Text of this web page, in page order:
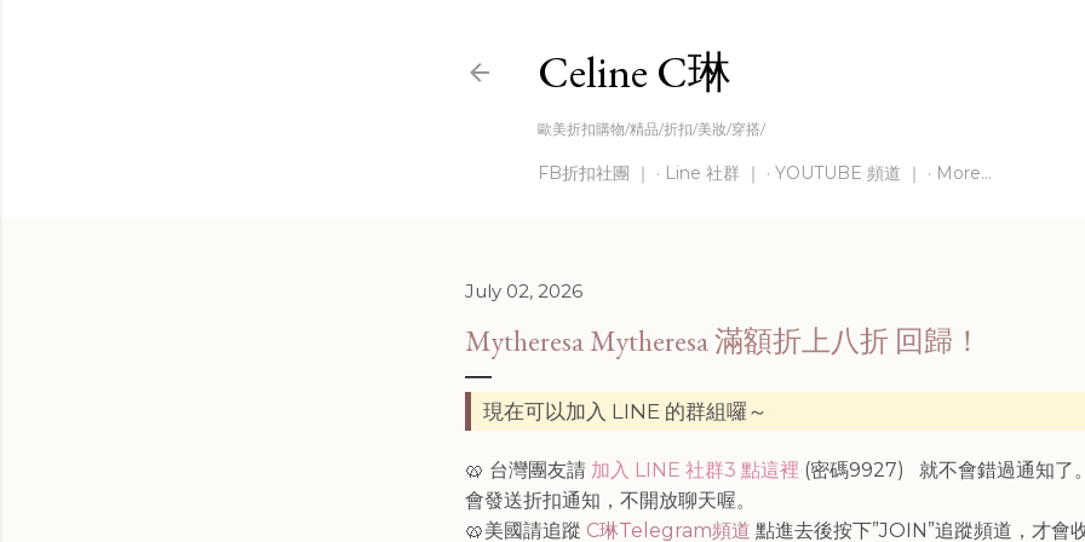
Celine C琳
歐美折扣購物/精品/折扣/美妝/穿搭/
FB折扣社團 ｜ Line 社群 ｜ YOUTUBE 頻道 ｜ More…
July 02, 2026
Mytheresa Mytheresa 滿額折上八折 回歸！
現在可以加入 LINE 的群組囉～
🥨 台灣團友請 加入 LINE 社群3 點這裡 (密碼9927)
就不會錯過通知了
會發送折扣通知，不開放聊天喔。
🥨美國請追蹤 C琳Telegram頻道 點進去後按下”JOIN”追蹤頻道，才會